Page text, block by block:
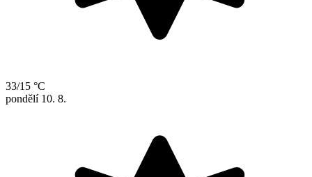
33/15 °C
pondělí 10. 8.